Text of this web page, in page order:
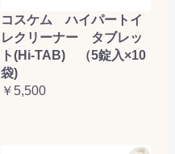
コスケム ハイパートイ
レクリーナー タブレッ
ト(Hi-TAB) （5錠入×10
袋)
￥5,500